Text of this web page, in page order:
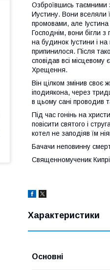
Озброївшись таємними
Иустину. Вони вселяли
промовами, але
Господнім, вони бігли з
на будинок Іустини і
припинилося. Після
сповідав всі
Хрещення.
Він цілком змінив своє
іподиякона, через
в цьому сані проводив
Під час гонінь на
повісити святого і
котел не заподіяв їм
Бачачи неповинну
Священномученик
Характеристики
Основні